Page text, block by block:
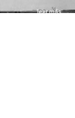
leer más